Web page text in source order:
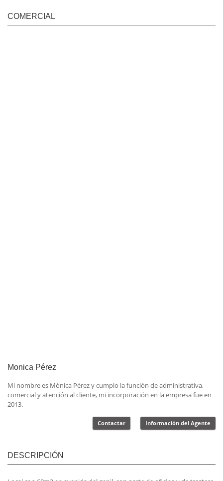
COMERCIAL
Monica Pérez
Mi nombre es Mónica Pérez y cumplo la función de administrativa,
comercial y atención al cliente, mi incorporación en la empresa fue en
2013.
Información del Agente
Contactar
DESCRIPCIÓN